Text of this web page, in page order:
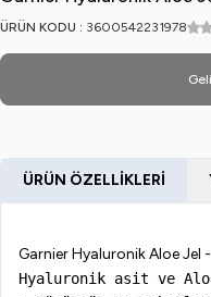
ÜRÜN KODU : 3600542231978
ÜRÜN ÖZELLIKLERI
Garnier Hyaluronik Aloe Jel
Hyaluronik asit ve